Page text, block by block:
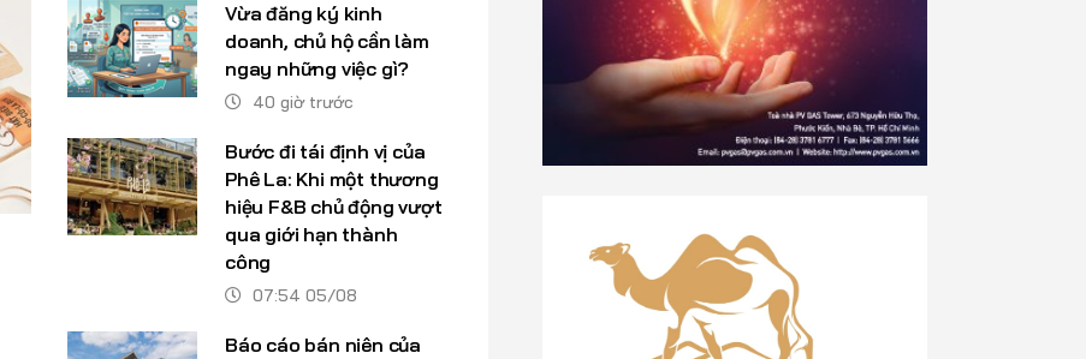
Vừa đăng ký kinh
doanh, chủ hộ cần làm
ngay những việc gì?
40 giờ trước
Bước đi tái định vị của
Phê La: Khi một thương
hiệu F&B chủ động vượt
qua giới hạn thành
công
07:54 05/08
Báo cáo bán niên của